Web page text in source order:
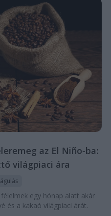
az El Niño-ba:
világpiaci ára
egy hónap alatt akár
és a kakaó világpiaci árát.